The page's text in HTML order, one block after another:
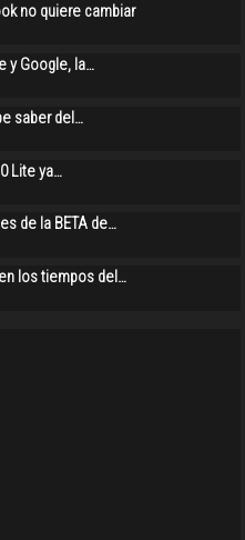
no quiere cambiar
y Google, la…
saber del…
Lite ya…
de la BETA de…
los tiempos del…